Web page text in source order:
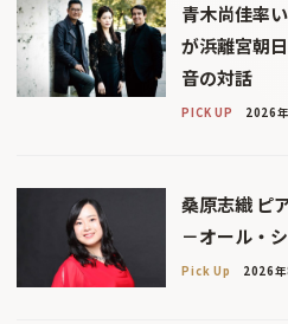
青木尚佳率
が浜離宮朝
音の対話
PICK UP 2026
桑原志織 ピ
－オール・
Pick Up 2026